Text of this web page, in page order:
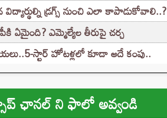
విద్యార్థుల్ని డ్రగ్స్ నుంచి ఎలా కాపాడుకోవాలి..?
ఏమైంది? ఎమ్మెల్యేల తీరుపై చర్చ
స్టార్ హోటళ్లలో కూడా అదే కంపు..
ఛానల్ ని ఫాలో అవ్వండి